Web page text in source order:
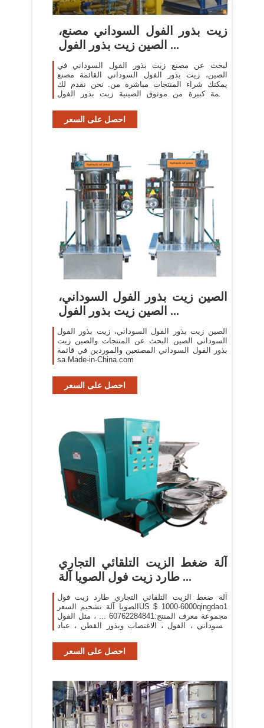
زيت بذور الفول السوداني مصنع،
الصين زيت بذور الفول ...
لبحث عن مصنع زيت بذور الفول السوداني في
الصين، زيت بذور الفول السوداني القائمة مصنع
يمكنك شراء المنتجات مباشرة من. نحن نقدم لك
قائمة كبيرة من موثوق الصينية زيت بذور الفول
احصل على السعر
الصين زيت بذور الفول السوداني،
الصين زيت بذور الفول ...
الصين زيت بذور الفول السوداني، زيت بذور الفول
السوداني الصين البحث عن المنتجات والصين زيت
بذور الفول السوداني المصنعين والموردين في قائمة
sa.Made-in-China.com
احصل على السعر
آلة ضغط الزيت التلقائي التجاري
طارد زيت فول الصويا آلة ...
آلة ضغط الزيت التلقائي التجاري طارد زيت فول
الصويا آلة تشحيم السعرUS $ 1000-6000qingdao1
مجموعة معرف المنتج:60762284841 ... ، مثل الفول
السوداني ، الفول ، الاغتصاب وبذور القطن ، عباد
احصل على السعر